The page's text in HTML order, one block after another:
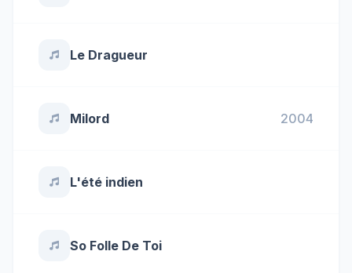
Le Dragueur
Milord 2004
L'été indien
So Folle De Toi